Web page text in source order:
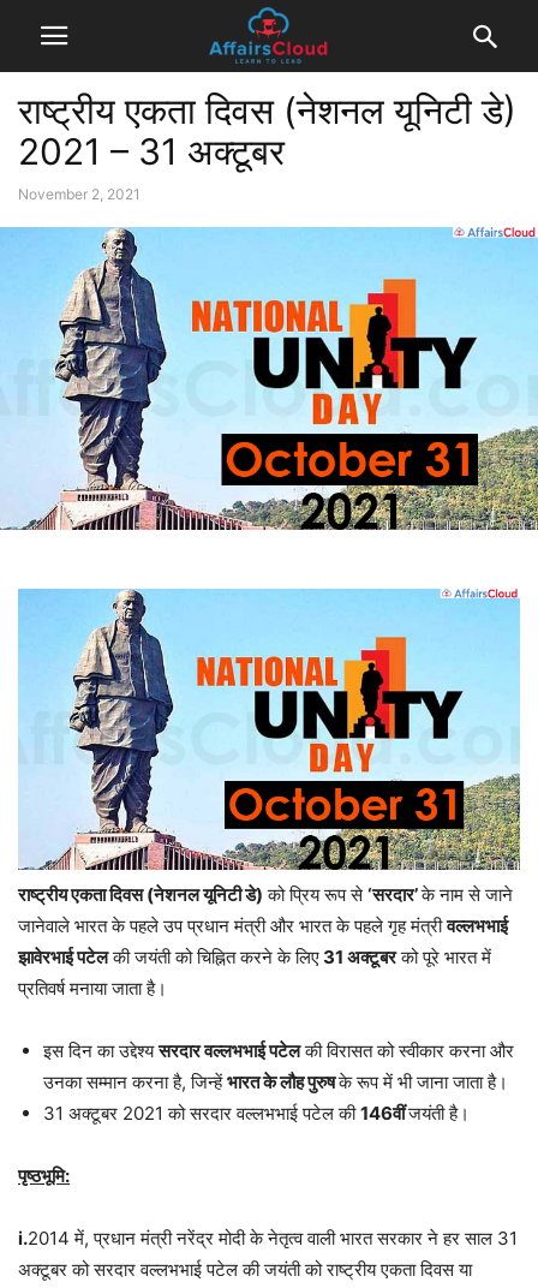
राष्ट्रीय एकता दिवस (नेशनल यूनिटी डे)
2021 – 31 अक्टूबर
November 2, 2021
राष्ट्रीय एकता दिवस (नेशनल यूनिटी डे) को प्रिय रूप से‘सरदार’के नाम से जाने
जानेवाले भारत के पहले उप प्रधान मंत्री और भारत के पहले गृह मंत्रीवल्लभभाई
झावेरभाई पटेलकी जयंती को चिह्नित करने के लिए 31 अक्टूबरको पूरे भारत में
प्रतिवर्ष मनाया जाता है।
इस दिन का उद्देश्यसरदार वल्लभभाई पटेलकी विरासत को स्वीकार करना और
उनका सम्मान करना है, जिन्हेंभारत के लौह पुरुषके रूप में भी जाना जाता है।
31 अक्टूबर 2021 को सरदार वल्लभभाई पटेल की146वींजयंती है।
पृष्ठभूमि:
i.2014 में, प्रधान मंत्री नरेंद्र मोदी के नेतृत्व वाली भारत सरकार ने हर साल 31
अक्टूबर को सरदार वल्लभभाई पटेल की जयंती को राष्ट्रीय एकता दिवस या